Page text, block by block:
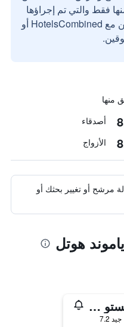
فقط والتي تم إجراؤها
بواسطة مستخدمين حقيقيين مع HotelsCombined أو
أصدقاء
الأزواج
مرشح أو تغيير بحثك أو
هوتل
فندق أريستو إنترناشونال
جيد 7.2